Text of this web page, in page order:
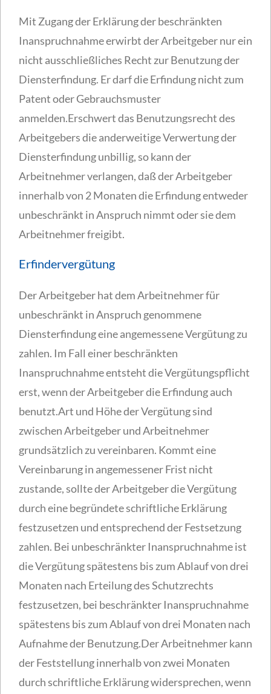
Mit Zugang der Erklärung der beschränkten
Inanspruchnahme erwirbt der Arbeitgeber nur ein
nicht ausschließliches Recht zur Benutzung der
Diensterfindung. Er darf die Erfindung nicht zum
Patent oder Gebrauchsmuster
anmelden.Erschwert das Benutzungsrecht des
Arbeitgebers die anderweitige Verwertung der
Diensterfindung unbillig, so kann der
Arbeitnehmer verlangen, daß der Arbeitgeber
innerhalb von 2 Monaten die Erfindung entweder
unbeschränkt in Anspruch nimmt oder sie dem
Arbeitnehmer freigibt.
Erfindervergütung
Der Arbeitgeber hat dem Arbeitnehmer für
unbeschränkt in Anspruch genommene
Diensterfindung eine angemessene Vergütung zu
zahlen. Im Fall einer beschränkten
Inanspruchnahme entsteht die Vergütungspflicht
erst, wenn der Arbeitgeber die Erfindung auch
benutzt.Art und Höhe der Vergütung sind
zwischen Arbeitgeber und Arbeitnehmer
grundsätzlich zu vereinbaren. Kommt eine
Vereinbarung in angemessener Frist nicht
zustande, sollte der Arbeitgeber die Vergütung
durch eine begründete schriftliche Erklärung
festzusetzen und entsprechend der Festsetzung
zahlen. Bei unbeschränkter Inanspruchnahme ist
die Vergütung spätestens bis zum Ablauf von drei
Monaten nach Erteilung des Schutzrechts
festzusetzen, bei beschränkter Inanspruchnahme
spätestens bis zum Ablauf von drei Monaten nach
Aufnahme der Benutzung.Der Arbeitnehmer kann
der Feststellung innerhalb von zwei Monaten
durch schriftliche Erklärung widersprechen, wenn